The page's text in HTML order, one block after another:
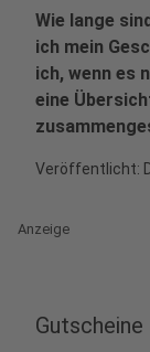
Wie lange
ich mein
ich, wenn es
eine
Veröffentlicht:
Anzeige
Gutscheine